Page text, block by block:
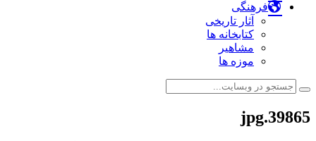
فرهنگی
آثار تاریخی
کتابخانه ها
مشاهیر
موزه ها
39865.jpg